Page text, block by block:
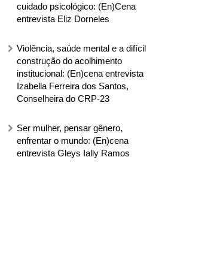
cuidado psicológico: (En)Cena
entrevista Eliz Dorneles
Violência, saúde mental e a difícil
construção do acolhimento
institucional: (En)cena entrevista
Izabella Ferreira dos Santos,
Conselheira do CRP-23
Ser mulher, pensar gênero,
enfrentar o mundo: (En)cena
entrevista Gleys Ially Ramos